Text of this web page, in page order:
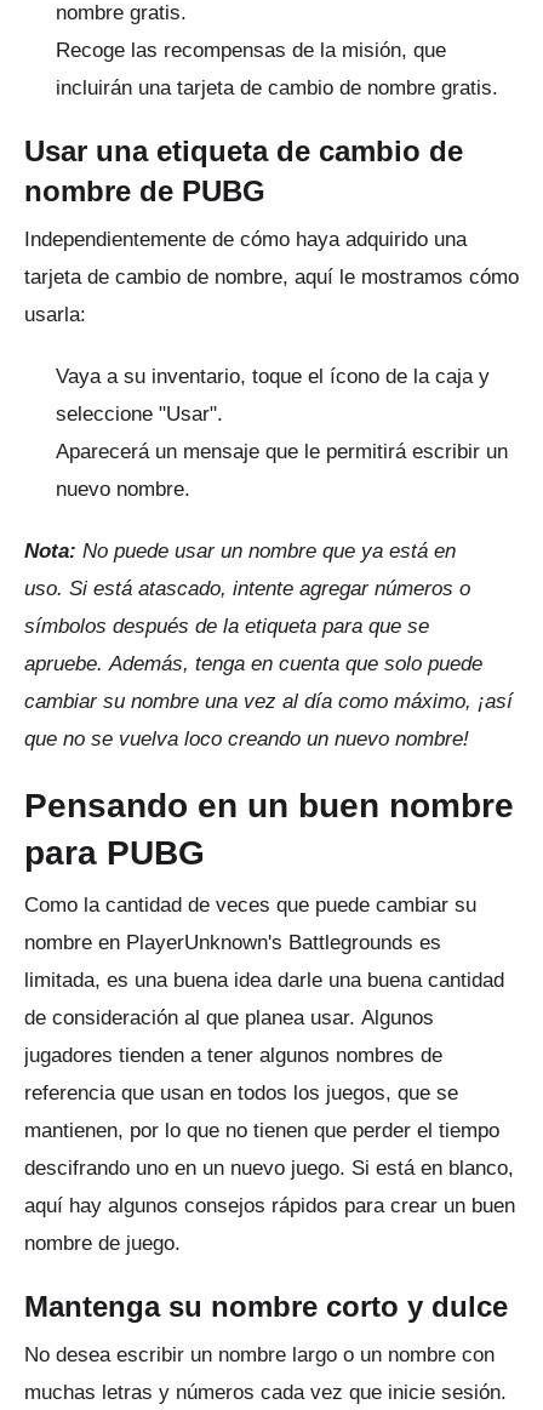
nombre gratis.
Recoge las recompensas de la misión, que
incluirán una tarjeta de cambio de nombre gratis.
Usar una etiqueta de cambio de
nombre de PUBG
Independientemente de cómo haya adquirido una
tarjeta de cambio de nombre, aquí le mostramos cómo
usarla:
Vaya a su inventario, toque el ícono de la caja y
seleccione "Usar".
Aparecerá un mensaje que le permitirá escribir un
nuevo nombre.
Nota: No puede usar un nombre que ya está en
uso. Si está atascado, intente agregar números o
símbolos después de la etiqueta para que se
apruebe.Además, tenga en cuenta que solo puede
cambiar su nombre una vez al día como máximo, ¡así
que no se vuelva loco creando un nuevo nombre!
Pensando en un buen nombre
para PUBG
Como la cantidad de veces que puede cambiar su
nombre en PlayerUnknown's Battlegrounds es
limitada, es una buena idea darle una buena cantidad
de consideración al que planea usar. Algunos
jugadores tienden a tener algunos nombres de
referencia que usan en todos los juegos, que se
mantienen, por lo que no tienen que perder el tiempo
descifrando uno en un nuevo juego. Si está en blanco,
aquí hay algunos consejos rápidos para crear un buen
nombre de juego.
Mantenga su nombre corto y dulce
No desea escribir un nombre largo o un nombre con
muchas letras y números cada vez que inicie sesión.